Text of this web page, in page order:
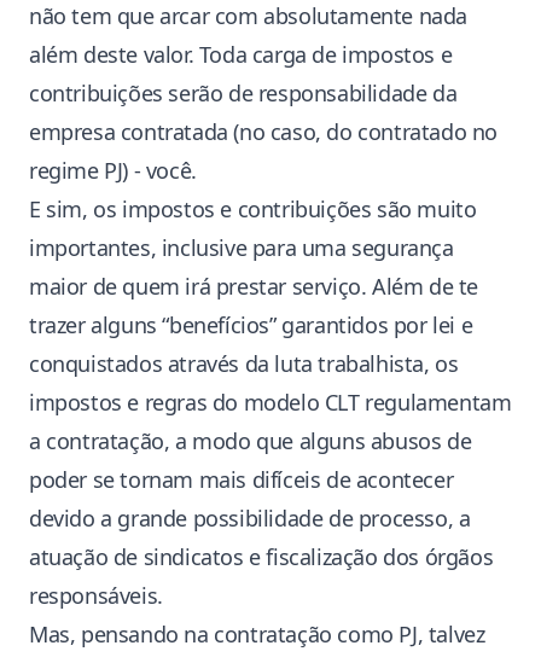
não tem que arcar com absolutamente nada
além deste valor. Toda carga de impostos e
contribuições serão de responsabilidade da
empresa contratada (no caso, do contratado no
regime PJ) - você.
E sim, os impostos e contribuições são muito
importantes, inclusive para uma segurança
maior de quem irá prestar serviço. Além de te
trazer alguns “benefícios” garantidos por lei e
conquistados através da luta trabalhista, os
impostos e regras do modelo CLT regulamentam
a contratação, a modo que alguns abusos de
poder se tornam mais difíceis de acontecer
devido a grande possibilidade de processo, a
atuação de sindicatos e fiscalização dos órgãos
responsáveis.
Mas, pensando na contratação como PJ, talvez